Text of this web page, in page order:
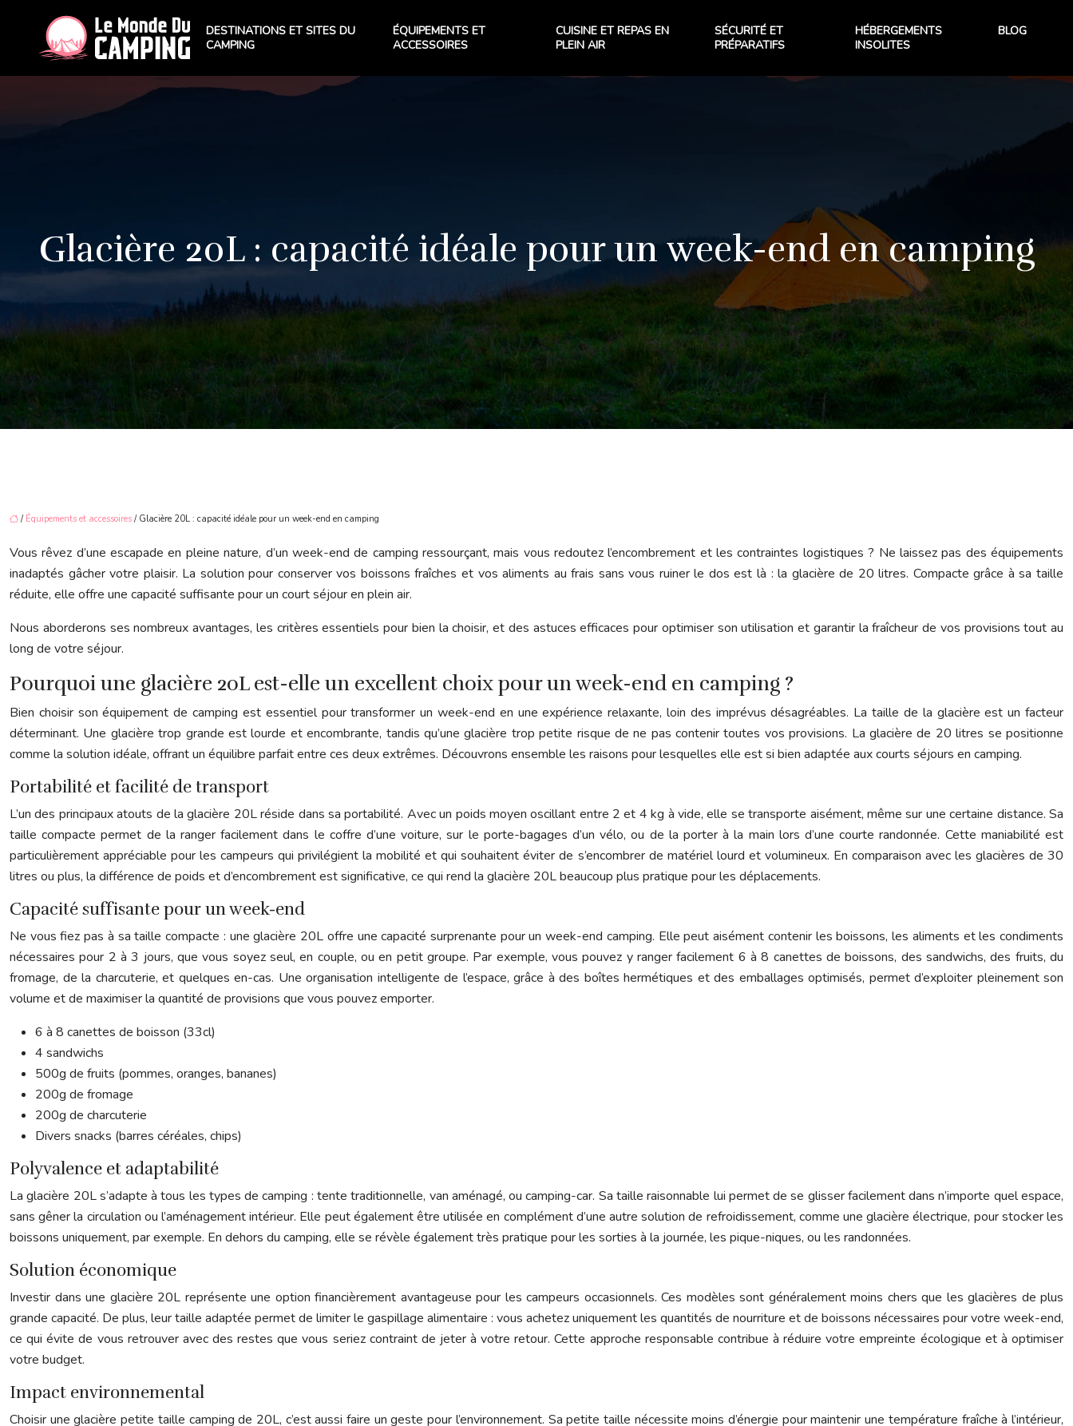
DESTINATIONS ET SITES DU
CAMPING
ÉQUIPEMENTS ET
ACCESSOIRES
CUISINE ET REPAS EN
PLEIN AIR
SÉCURITÉ ET
PRÉPARATIFS
HÉBERGEMENTS
INSOLITES
BLOG
Glacière 20L : capacité idéale pour un week-end en camping
/ Équipements et accessoires / Glacière 20L : capacité idéale pour un week-end en camping
Vous rêvez d’une escapade en pleine nature, d’un week-end de camping ressourçant, mais vous redoutez l’encombrement et les contraintes logistiques ? Ne laissez pas des équipements
inadaptés gâcher votre plaisir. La solution pour conserver vos boissons fraîches et vos aliments au frais sans vous ruiner le dos est là : la glacière de 20 litres. Compacte grâce à sa taille
réduite, elle offre une capacité suffisante pour un court séjour en plein air.
Nous aborderons ses nombreux avantages, les critères essentiels pour bien la choisir, et des astuces efficaces pour optimiser son utilisation et garantir la fraîcheur de vos provisions tout au
long de votre séjour.
Pourquoi une glacière 20L est-elle un excellent choix pour un week-end en camping ?
Bien choisir son équipement de camping est essentiel pour transformer un week-end en une expérience relaxante, loin des imprévus désagréables. La taille de la glacière est un facteur
déterminant. Une glacière trop grande est lourde et encombrante, tandis qu’une glacière trop petite risque de ne pas contenir toutes vos provisions. La glacière de 20 litres se positionne
comme la solution idéale, offrant un équilibre parfait entre ces deux extrêmes. Découvrons ensemble les raisons pour lesquelles elle est si bien adaptée aux courts séjours en camping.
Portabilité et facilité de transport
L’un des principaux atouts de la glacière 20L réside dans sa portabilité. Avec un poids moyen oscillant entre 2 et 4 kg à vide, elle se transporte aisément, même sur une certaine distance. Sa
taille compacte permet de la ranger facilement dans le coffre d’une voiture, sur le porte-bagages d’un vélo, ou de la porter à la main lors d’une courte randonnée. Cette maniabilité est
particulièrement appréciable pour les campeurs qui privilégient la mobilité et qui souhaitent éviter de s’encombrer de matériel lourd et volumineux. En comparaison avec les glacières de 30
litres ou plus, la différence de poids et d’encombrement est significative, ce qui rend la glacière 20L beaucoup plus pratique pour les déplacements.
Capacité suffisante pour un week-end
Ne vous fiez pas à sa taille compacte : une glacière 20L offre une capacité surprenante pour un week-end camping. Elle peut aisément contenir les boissons, les aliments et les condiments
nécessaires pour 2 à 3 jours, que vous soyez seul, en couple, ou en petit groupe. Par exemple, vous pouvez y ranger facilement 6 à 8 canettes de boissons, des sandwichs, des fruits, du
fromage, de la charcuterie, et quelques en-cas. Une organisation intelligente de l’espace, grâce à des boîtes hermétiques et des emballages optimisés, permet d’exploiter pleinement son
volume et de maximiser la quantité de provisions que vous pouvez emporter.
6 à 8 canettes de boisson (33cl)
4 sandwichs
500g de fruits (pommes, oranges, bananes)
200g de fromage
200g de charcuterie
Divers snacks (barres céréales, chips)
Polyvalence et adaptabilité
La glacière 20L s’adapte à tous les types de camping : tente traditionnelle, van aménagé, ou camping-car. Sa taille raisonnable lui permet de se glisser facilement dans n’importe quel espace,
sans gêner la circulation ou l’aménagement intérieur. Elle peut également être utilisée en complément d’une autre solution de refroidissement, comme une glacière électrique, pour stocker les
boissons uniquement, par exemple. En dehors du camping, elle se révèle également très pratique pour les sorties à la journée, les pique-niques, ou les randonnées.
Solution économique
Investir dans une glacière 20L représente une option financièrement avantageuse pour les campeurs occasionnels. Ces modèles sont généralement moins chers que les glacières de plus
grande capacité. De plus, leur taille adaptée permet de limiter le gaspillage alimentaire : vous achetez uniquement les quantités de nourriture et de boissons nécessaires pour votre week-end,
ce qui évite de vous retrouver avec des restes que vous seriez contraint de jeter à votre retour. Cette approche responsable contribue à réduire votre empreinte écologique et à optimiser
votre budget.
Impact environnemental
Choisir une glacière petite taille camping de 20L, c’est aussi faire un geste pour l’environnement. Sa petite taille nécessite moins d’énergie pour maintenir une température fraîche à l’intérieur,